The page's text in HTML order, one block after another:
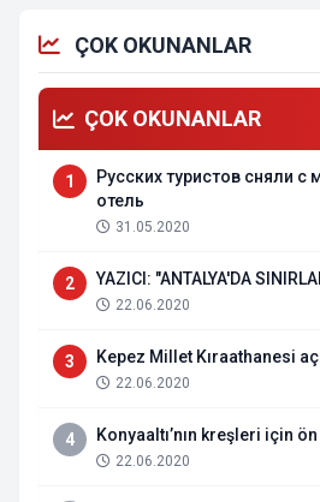
ÇOK OKUNANLAR
ÇOK OKUNANLAR
1
Русских туристов сняли с
отель
31.05.2020
2 YAZICI: "ANTALYA'DA
22.06.2020
3 Kepez Millet Kıraathanesi
22.06.2020
4 Konyaaltı’nın kreşleri için
22.06.2020